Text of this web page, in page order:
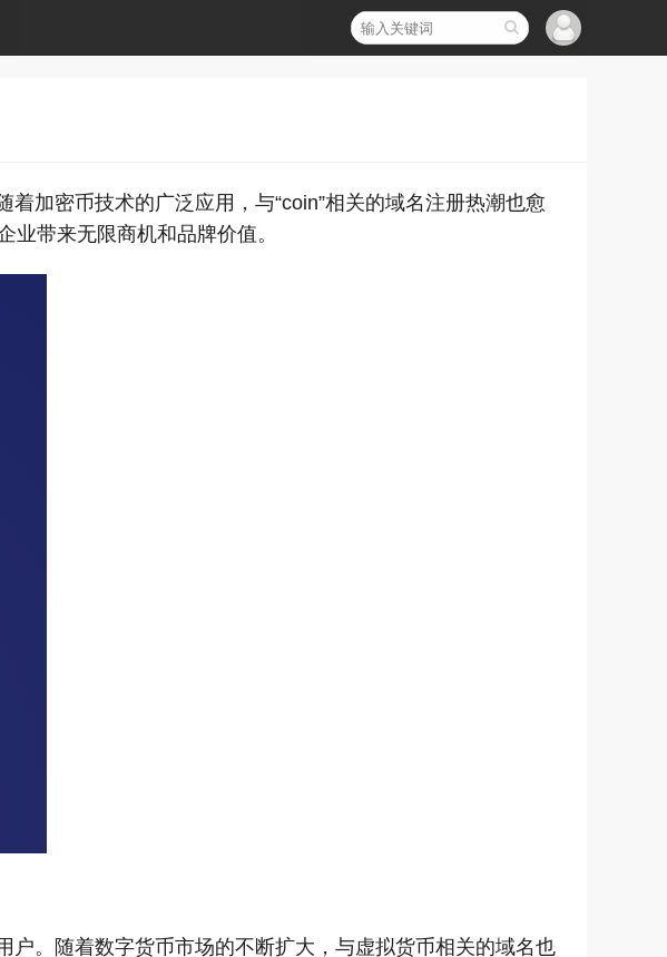
加密币技术的广泛应用，与“coin”相关的域名注册热潮也愈
带来无限商机和品牌价值。
。随着数字货币市场的不断扩大，与虚拟货币相关的域名也